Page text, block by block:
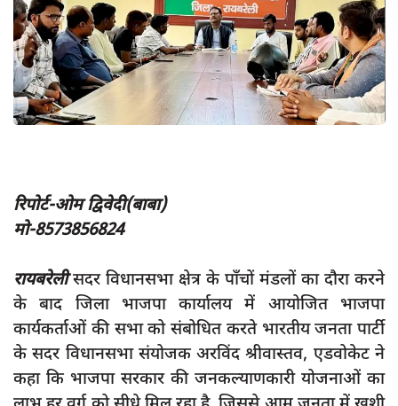
App verify
समस्या
Covid-19
अपराध
स्वास्थ्य
सामाजिक
खेल
प्रशासनिक
रिपोर्ट-ओम द्विवेदी(बाबा)
मो-8573856824
रायबरेलीसदर विधानसभा क्षेत्र के पाँचों मंडलों का दौरा करने
के बाद जिला भाजपा कार्यालय में आयोजित भाजपा
कार्यकर्ताओं की सभा को संबोधित करते भारतीय जनता पार्टी
के सदर विधानसभा संयोजक अरविंद श्रीवास्तव, एडवोकेट ने
कहा कि भाजपा सरकार की जनकल्याणकारी योजनाओं का